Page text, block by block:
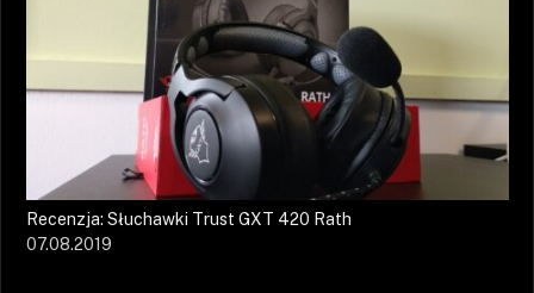
Recenzja: Słuchawki Trust GXT 420 Rath
07.08.2019